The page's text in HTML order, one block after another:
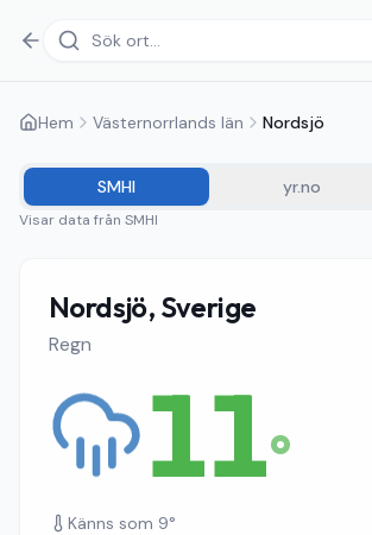
Hem Västernorrlands län Nordsjö
SMHI yr.no
Visar data från SMHI
Nordsjö, Sverige
Regn
11°
Känns som 9°